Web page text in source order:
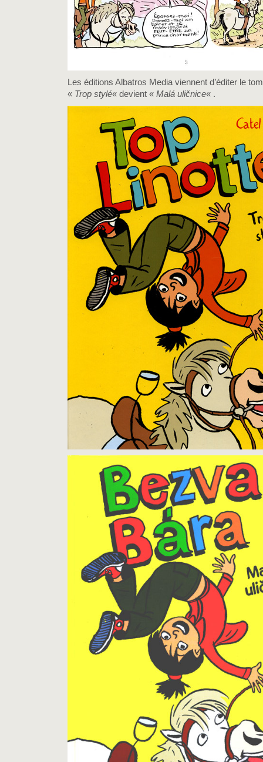
Les éditions Albatros Media viennent d’éditer le
« Trop stylé« devient « Malá uličnice« .